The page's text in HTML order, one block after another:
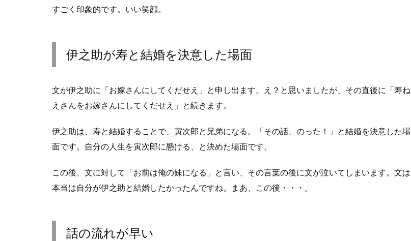
すごく印象的です。いい笑顔。
伊之助が寿と結婚を決意した場面
文が伊之助に「お嫁さんにしてくだせえ」と申し出ます。え？と思いましたが、その直後に「寿ね
えさんをお嫁さんにしてくだせえ」と続きます。
伊之助は、寿と結婚することで、寅次郎と兄弟になる。「その話、のった！」と結婚を決意した場
面です。自分の人生を寅次郎に懸ける、と決めた場面です。
この後、文に対して「お前は俺の妹になる」と言い、その言葉の後に文が泣いてしまいます。文は
本当は自分が伊之助と結婚したかったんですね。まあ、この後・・・。
話の流れが早い